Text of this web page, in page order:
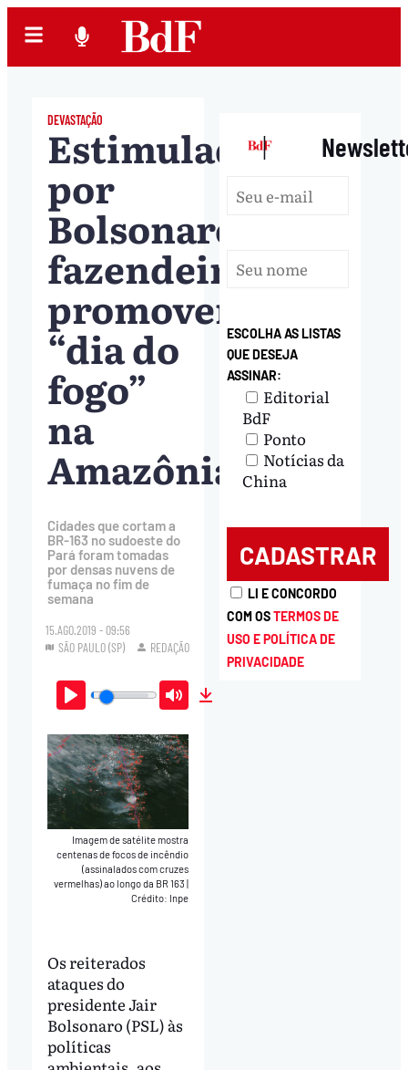
DEVASTAÇÃO
Estimulados
por
Bolsonaro,
fazendeiros
promovem
“dia do
fogo”
na
Amazônia
Cidades que cortam a
BR-163 no sudoeste do
Pará foram tomadas
por densas nuvens de
fumaça no fim de
semana
15.AGO.2019 - 09:56
SÃO PAULO (SP)
REDAÇÃO
Play Mute
Imagem de satélite mostra
centenas de focos de incêndio
(assinalados com cruzes
vermelhas) ao longo da BR 163|
Crédito: Inpe
Os reiterados
ataques do
presidente Jair
Bolsonaro (PSL) às
políticas
|
ESCOLHA AS LISTAS
QUE DESEJA
ASSINAR:
Editorial
BdF
Ponto
Notícias da
China
LI E CONCORDO
COM OSTERMOS DE
USO E POLÍTICA DE
PRIVACIDADE